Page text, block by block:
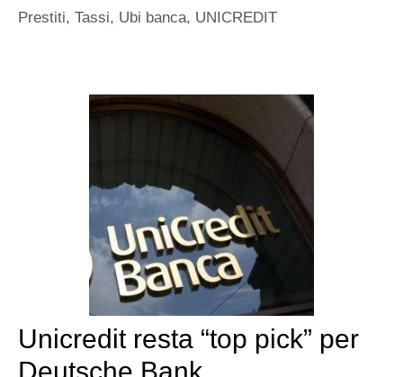
Prestiti, Tassi, Ubi banca, UNICREDIT
Unicredit resta “top pick” per